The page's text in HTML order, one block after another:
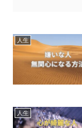
人生
人生